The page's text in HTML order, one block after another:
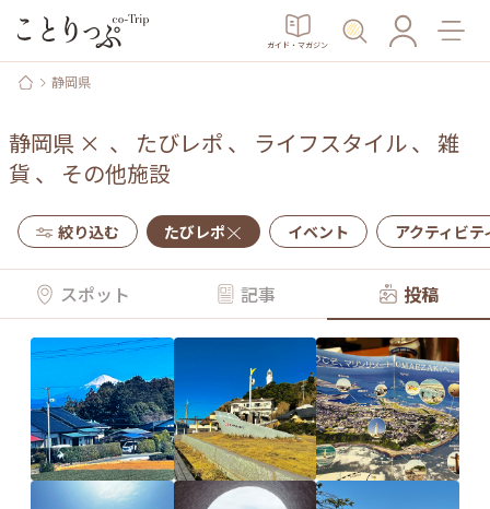
ガイド・マガジン
静岡県
静岡県 × 、 たびレポ 、 ライフスタイル、 雑
貨 、 その他施設
絞り込む たびレポ イベント アクティビテ
スポット 記事 投稿